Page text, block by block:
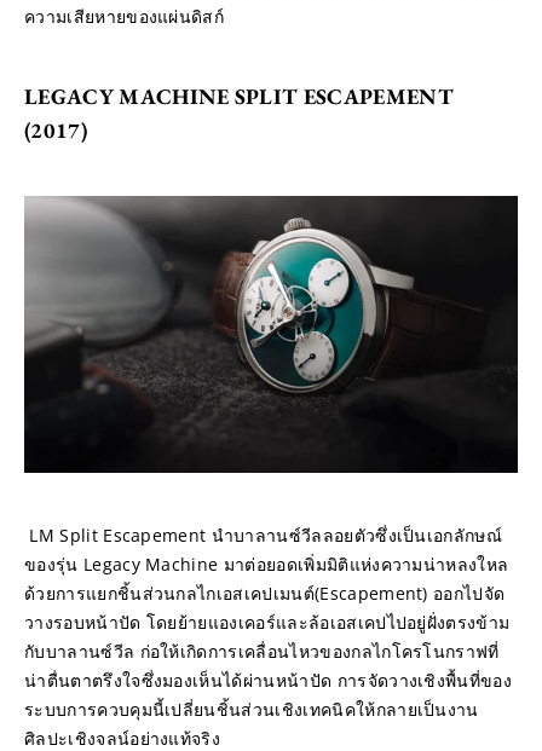
ความเสียหายของแผ่นดิสก์
LEGACY MACHINE SPLIT ESCAPEMENT
(2017)
ของรุ่น Legacy Machine มาต่อยอดเพิ่มมิติแห่งความน่าหลงใหล
ด้วยการแยกชิ้นส่วนกลไกเอสเคปเมนต์(Escapement) ออกไปจัด
วางรอบหน้าปัด โดยย้ายแองเคอร์และล้อเอสเคปไปอยู่ฝั่งตรงข้าม
กับบาลานซ์วีล ก่อให้เกิดการเคลื่อนไหวของกลไกโครโนกราฟที่
น่าตื่นตาตรึงใจซึ่งมองเห็นได้ผ่านหน้าปัด การจัดวางเชิงพื้นที่ของ
ระบบการควบคุมนี้เปลี่ยนชิ้นส่วนเชิงเทคนิคให้กลายเป็นงาน
ศิลปะเชิงจลน์อย่างแท้จริง